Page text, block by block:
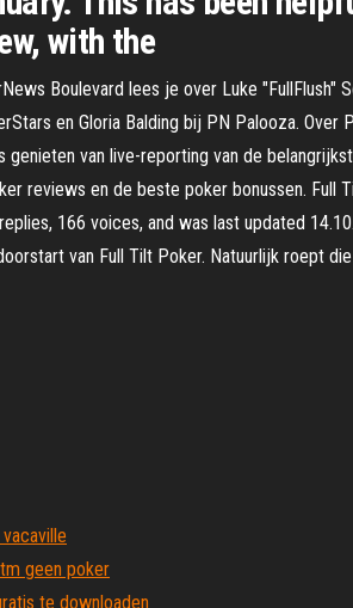
with the
Boulevard lees je over Luke
en Gloria Balding bij PN Palooza.
genieten van live-reporting van de
reviews en de beste poker bonussen. Full
166 voices, and was last updated
van Full Tilt Poker. Natuurlijk roept
geen poker
te downloaden